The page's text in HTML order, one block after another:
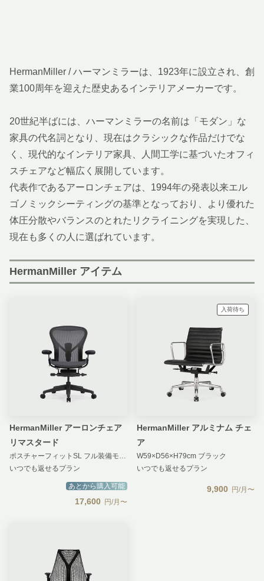
HermanMiller / ハーマンミラーは、1923年に設立され、創
業100周年を迎えた歴史あるインテリアメーカーです。
20世紀半ばには、ハーマンミラーの名前は「モダン」な
家具の代名詞となり、現在はクラシックな作品だけでな
く、現代的なインテリア家具、人間工学に基づいたオフィ
スチェアなど幅広く展開しています。
代表作であるアーロンチェアは、1994年の発表以来エル
ゴノミックシーティングの基準となっており、より優れた
体圧分散やバランスのとれたリクライニングを実現した、
現在も多くの人に選ばれています。
HermanMiller アイテム
HermanMiller アーロンチェア
リマスタード
いつでも返せるプラン
あとから購入可能
17,600 円/月〜
入荷待ち
HermanMiller アルミナム チェ
ア
W59×D56×H79cm ブラック
いつでも返せるプラン
9,900 円/月〜